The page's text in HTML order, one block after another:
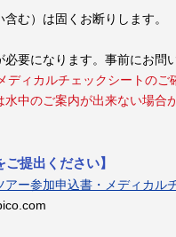
む）は固くお断りします。
要になります。事前にお問
ィカルチェックシートのご
中のご案内が出来ない場合
提出ください】
ー参加申込書・メディカル